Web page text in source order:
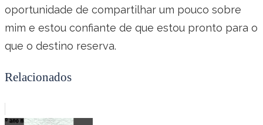
oportunidade de compartilhar um pouco sobre
mim e estou confiante de que estou pronto para o
que o destino reserva.
Relacionados